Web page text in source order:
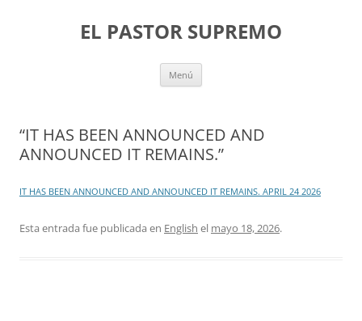
EL PASTOR SUPREMO
Menú
“IT HAS BEEN ANNOUNCED AND
ANNOUNCED IT REMAINS.”
IT HAS BEEN ANNOUNCED AND ANNOUNCED IT REMAINS. APRIL 24 2026
Esta entrada fue publicada en English el mayo 18, 2026.